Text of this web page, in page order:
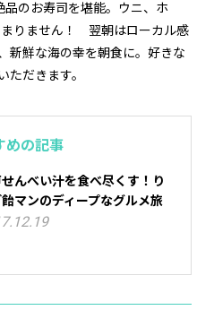
品のお寿司を堪能。ウニ、ホ
りません！ 翌朝はローカル感
新鮮な海の幸を朝食に。好きな
ただきます。
めの記事
んべい汁を食べ尽くす！り
マンのディープなグルメ旅